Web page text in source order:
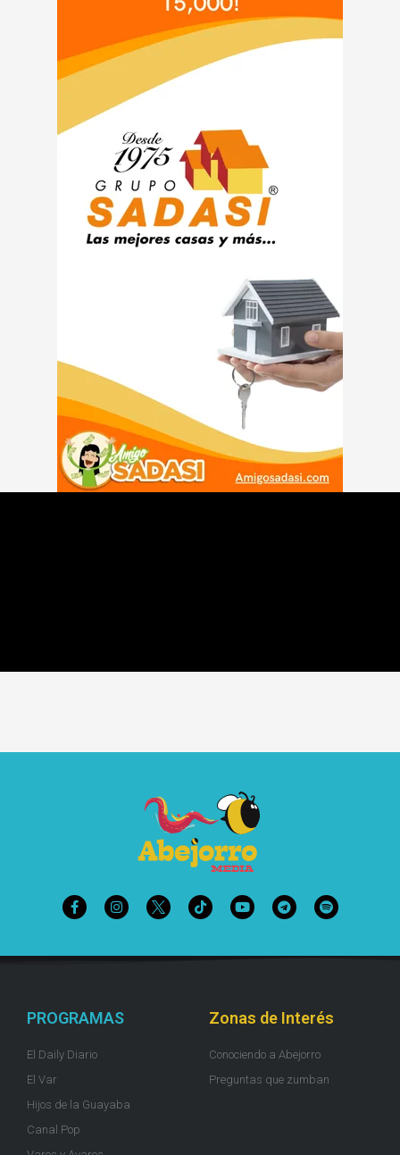
PROGRAMAS
El Daily Diario
El Var
Hijos de la Guayaba
Canal Pop
Zonas de Interés
Conociendo a Abejorro
Preguntas que zumban